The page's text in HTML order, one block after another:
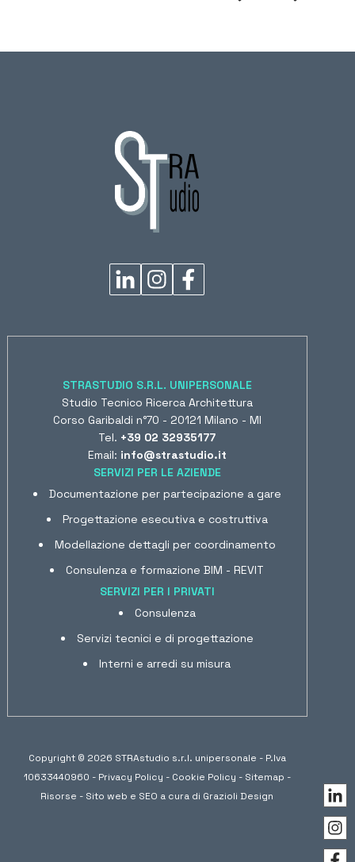
STRASTUDIO S.R.L. UNIPERSONALE
Studio Tecnico Ricerca Architettura
Corso Garibaldi n°70 - 20121 Milano - MI
Tel. +39 02 32935177
Email: info@strastudio.it
SERVIZI PER LE AZIENDE
Documentazione per partecipazione a gare
Progettazione esecutiva e costruttiva
Modellazione dettagli per coordinamento
Consulenza e formazione BIM - REVIT
SERVIZI PER I PRIVATI
Consulenza
Servizi tecnici e di progettazione
Interni e arredi su misura
Copyright © 2026 STRAstudio s.r.l. unipersonale - P.Iva
10633440960 - Privacy Policy - Cookie Policy - Sitemap -
Risorse - Sito web e SEO a cura di Grazioli Design